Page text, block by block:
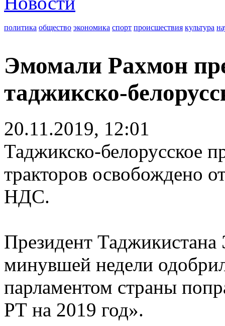
политика общество экономика спорт происшествия культура
Эмомали Рахмон
таджикско-
20.11.2019, 12:01
Таджикско-белорусское
тракторов освобождено
НДС.
Президент
минувшей недели
парламентом страны
РТ на 2019 год».